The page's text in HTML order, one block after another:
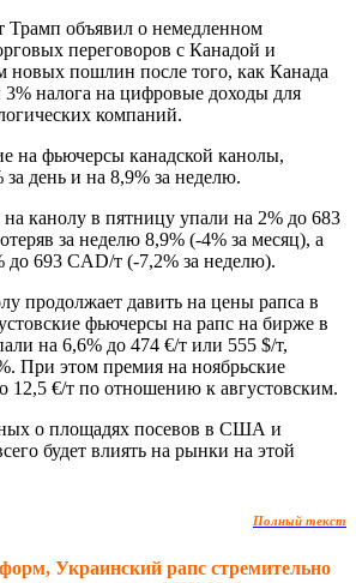
Трамп объявил о немедленном
переговоров с Канадой и
новых пошлин после того, как Канада
3% налога на цифровые доходы для
компаний.
на фьючерсы канадской канолы,
день и на 8,9% за неделю.
канолу в пятницу упали на 2% до 683
за неделю 8,9% (-4% за месяц), а
до 693 CAD/т (-7,2% за неделю).
продолжает давить на цены рапса в
фьючерсы на рапс на бирже в
на 6,6% до 474 €/т или 555 $/т,
При этом премия на ноябрьские
12,5 €/т по отношению к августовским.
о площадях посевов в США и
будет влиять на рынки на этой
Полный текст
Украинский рапс стремительно